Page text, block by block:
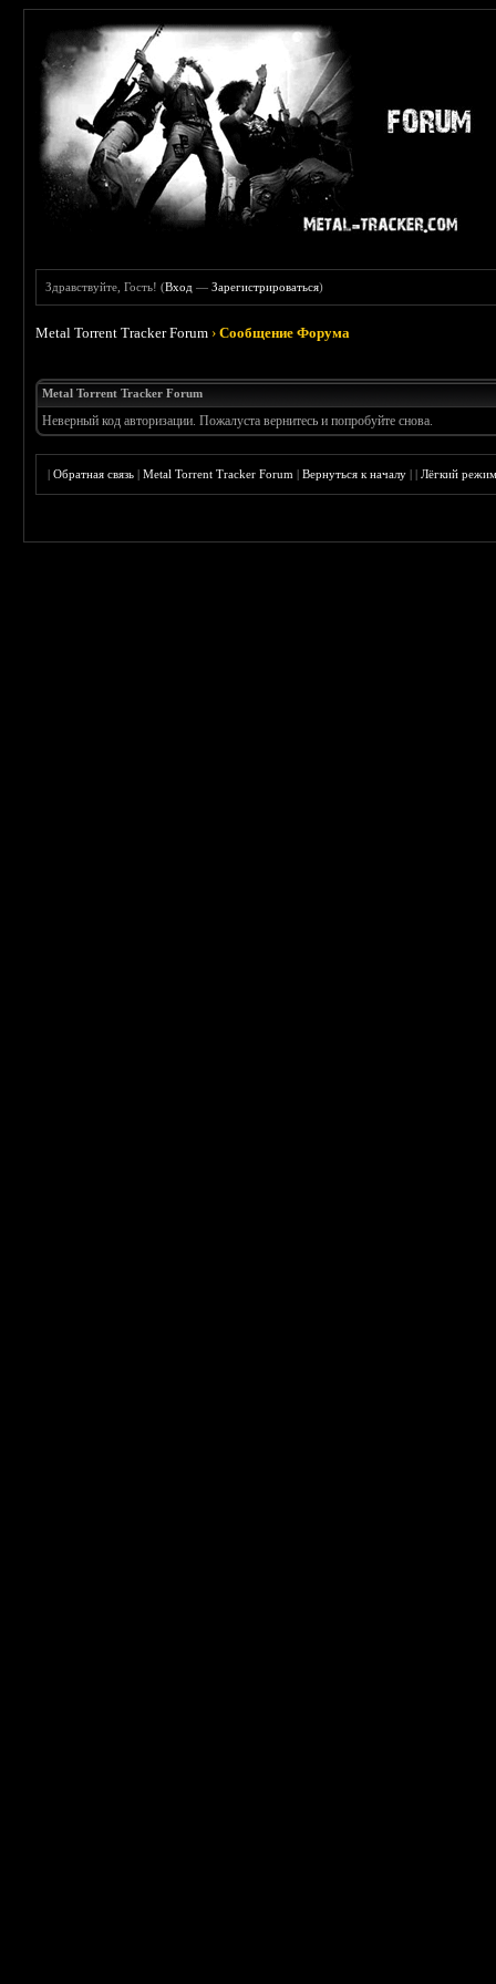
Здравствуйте, Гость! (Вход —Зарегистрироваться)
Metal Torrent Tracker Forum ›Сообщение Форума
Metal Torrent Tracker Forum
Неверный код авторизации. Пожалуста вернитесь и попробуйте снова.
|Обратная связь |Metal Torrent Tracker Forum |Вернуться к началу ||Лёгкий